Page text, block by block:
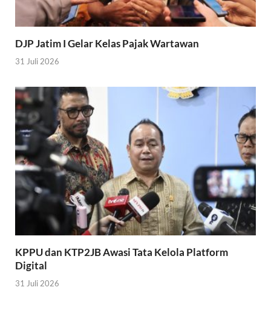
DJP Jatim I Gelar Kelas Pajak Wartawan
31 Juli 2026
KPPU dan KTP2JB Awasi Tata Kelola Platform
Digital
31 Juli 2026